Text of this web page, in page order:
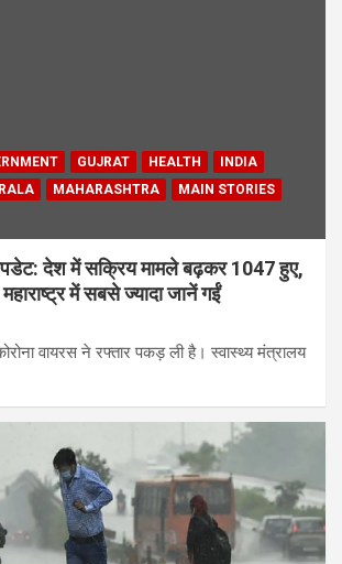
GUJRAT HEALTH
INDIA
MAHARASHTRA
MAIN STORIES
देश में सक्रिय मामले बढ़कर 1047 हुए,
में सबसे ज्यादा जानें गईं
वायरस ने रफ्तार पकड़ ली है। स्वास्थ्य मंत्रालय